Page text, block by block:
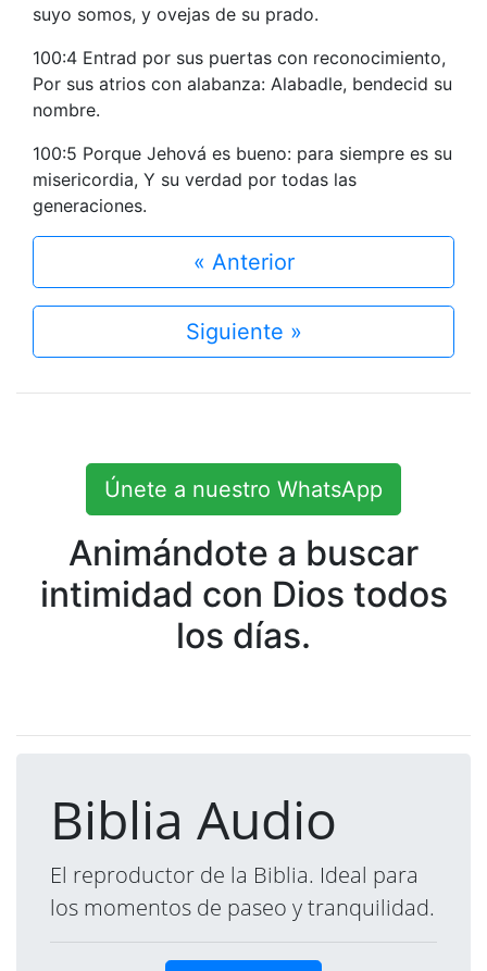
suyo somos, y ovejas de su prado.
100:4 Entrad por sus puertas con reconocimiento,
Por sus atrios con alabanza: Alabadle, bendecid su
nombre.
100:5 Porque Jehová es bueno: para siempre es su
misericordia, Y su verdad por todas las
generaciones.
« Anterior
Siguiente »
Únete a nuestro WhatsApp
Animándote a buscar
intimidad con Dios todos
los días.
Biblia Audio
El reproductor de la Biblia. Ideal para
los momentos de paseo y tranquilidad.